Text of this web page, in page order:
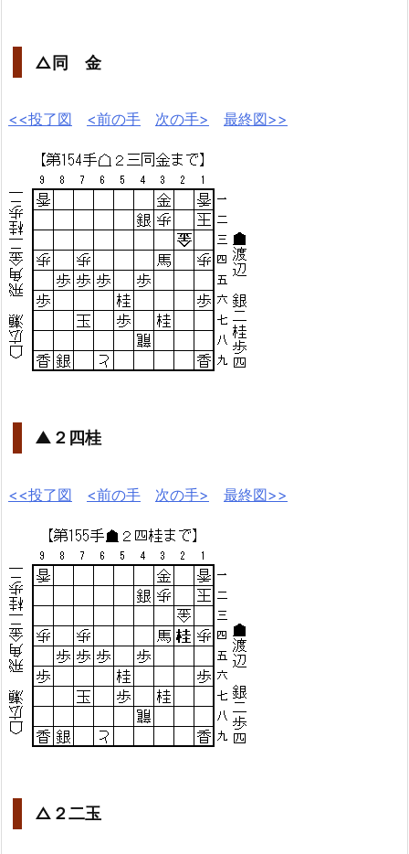
△同 金
<<投了図 <前の手 次の手> 最終図>>
▲２四桂
<<投了図 <前の手 次の手> 最終図>>
△２二玉